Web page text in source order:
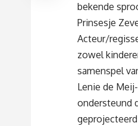
bekende
Prinsesje
Acteur/
zowel
samenspel
Lenie de
ondersteund